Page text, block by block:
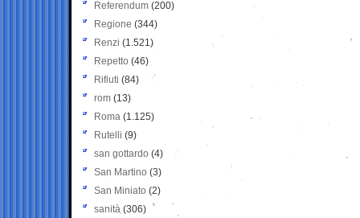
Referendum (200)
Regione (344)
Renzi (1.521)
Repetto (46)
Rifiuti (84)
rom (13)
Roma (1.125)
Rutelli (9)
san gottardo (4)
San Martino (3)
San Miniato (2)
sanità (306)